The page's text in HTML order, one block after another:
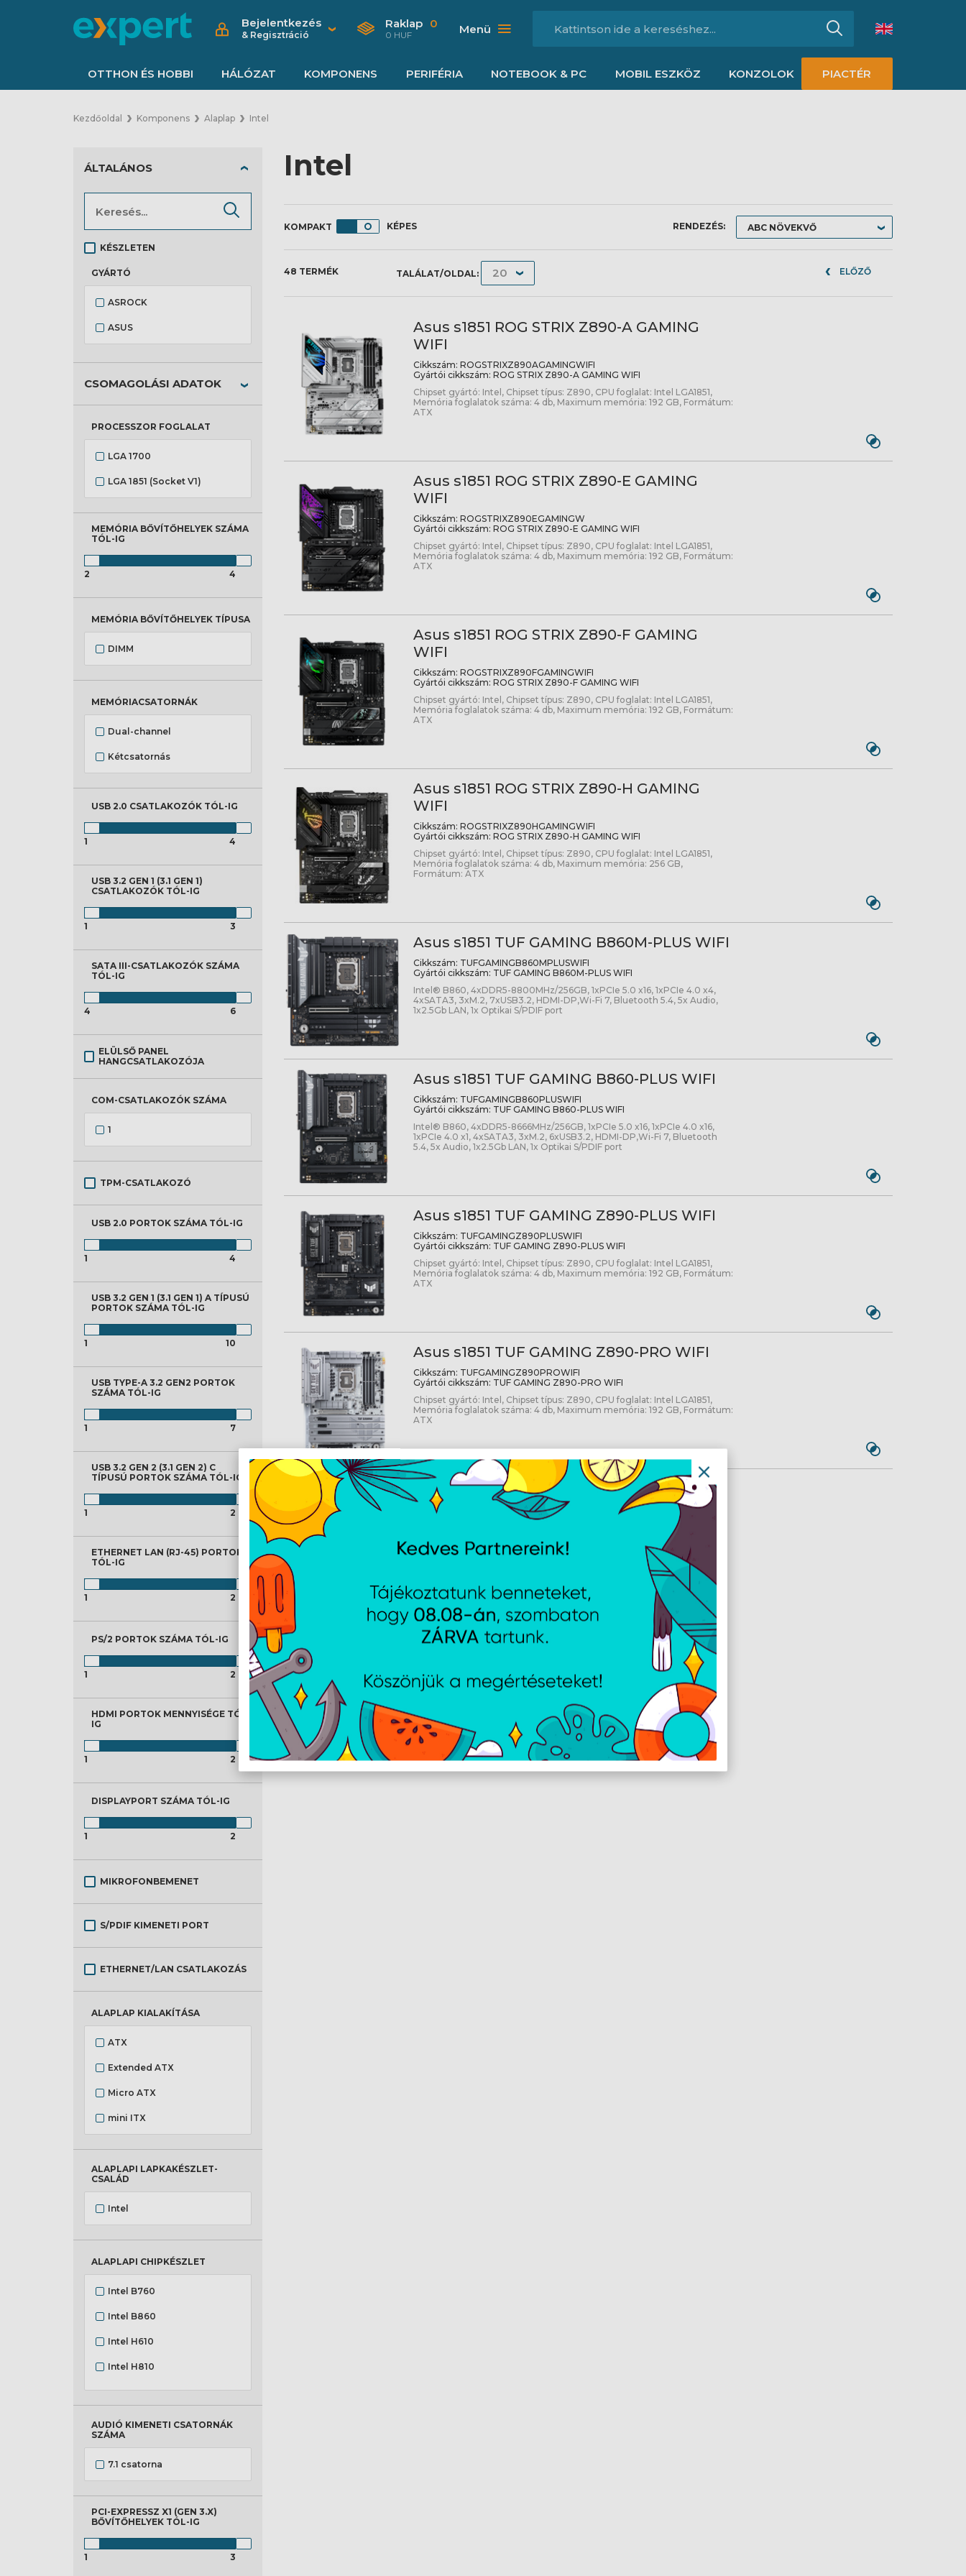
Bejelentkezés
& Regisztráció
Raklap 0
0 HUF Menü
OTTHON ÉS HOBBI HÁLÓZAT KOMPONENS PERIFÉRIA NOTEBOOK & PC MOBIL ESZKÖZ KONZOLOK PIACTÉR
Kezdőoldal Komponens Alaplap Intel
Intel
KÉPES RENDEZÉS:
48 TERMÉK TALÁLAT/OLDAL: ELŐZŐ
Asus s1851 ROG STRIX Z890-A GAMING
WIFI
Cikkszám: ROGSTRIXZ890AGAMINGWIFI
Gyártói cikkszám: ROG STRIX Z890-A GAMING WIFI
Chipset gyártó: Intel, Chipset típus: Z890, CPU foglalat: Intel LGA1851,
Memória foglalatok száma: 4 db, Maximum memória: 192 GB, Formátum:
ATX
Asus s1851 ROG STRIX Z890-E GAMING
WIFI
Cikkszám: ROGSTRIXZ890EGAMINGW
Gyártói cikkszám: ROG STRIX Z890-E GAMING WIFI
Chipset gyártó: Intel, Chipset típus: Z890, CPU foglalat: Intel LGA1851,
Memória foglalatok száma: 4 db, Maximum memória: 192 GB, Formátum:
ATX
Asus s1851 ROG STRIX Z890-F GAMING
WIFI
Cikkszám: ROGSTRIXZ890FGAMINGWIFI
Gyártói cikkszám: ROG STRIX Z890-F GAMING WIFI
Chipset gyártó: Intel, Chipset típus: Z890, CPU foglalat: Intel LGA1851,
Memória foglalatok száma: 4 db, Maximum memória: 192 GB, Formátum:
ATX
Asus s1851 ROG STRIX Z890-H GAMING
WIFI
Cikkszám: ROGSTRIXZ890HGAMINGWIFI
Gyártói cikkszám: ROG STRIX Z890-H GAMING WIFI
Chipset gyártó: Intel, Chipset típus: Z890, CPU foglalat: Intel LGA1851,
Memória foglalatok száma: 4 db, Maximum memória: 256 GB,
Formátum: ATX
Asus s1851 TUF GAMING B860M-PLUS WIFI
Cikkszám: TUFGAMINGB860MPLUSWIFI
Gyártói cikkszám: TUF GAMING B860M-PLUS WIFI
Intel® B860, 4xDDR5-8800MHz/256GB, 1xPCIe 5.0 x16, 1xPCIe 4.0 x4,
4xSATA3, 3xM.2, 7xUSB3.2, HDMI-DP,Wi-Fi 7, Bluetooth 5.4, 5x Audio,
1x2.5Gb LAN, 1x Optikai S/PDIF port
Asus s1851 TUF GAMING B860-PLUS WIFI
Cikkszám: TUFGAMINGB860PLUSWIFI
Gyártói cikkszám: TUF GAMING B860-PLUS WIFI
Intel® B860, 4xDDR5-8666MHz/256GB, 1xPCIe 5.0 x16, 1xPCIe 4.0 x16,
1xPCIe 4.0 x1, 4xSATA3, 3xM.2, 6xUSB3.2, HDMI-DP,Wi-Fi 7, Bluetooth
5.4, 5x Audio, 1x2.5Gb LAN, 1x Optikai S/PDIF port
Asus s1851 TUF GAMING Z890-PLUS WIFI
Cikkszám: TUFGAMINGZ890PLUSWIFI
Gyártói cikkszám: TUF GAMING Z890-PLUS WIFI
Chipset gyártó: Intel, Chipset típus: Z890, CPU foglalat: Intel LGA1851,
Memória foglalatok száma: 4 db, Maximum memória: 192 GB, Formátum:
ATX
Asus s1851 TUF GAMING Z890-PRO WIFI
Cikkszám: TUFGAMINGZ890PROWIFI
Gyártói cikkszám: TUF GAMING Z890-PRO WIFI
Chipset gyártó: Intel, Chipset típus: Z890, CPU foglalat: Intel LGA1851,
Memória foglalatok száma: 4 db, Maximum memória: 192 GB, Formátum:
ATX
ELŐZŐ 1 2 3
ÁLTALÁNOS
KÉSZLETEN
GYÁRTÓ
ASROCK
ASUS
CSOMAGOLÁSI ADATOK
PROCESSZOR FOGLALAT
LGA 1700
LGA 1851 (Socket V1)
MEMÓRIA BŐVÍTŐHELYEK SZÁMA
TÓL-IG
2 4
MEMÓRIA BŐVÍTŐHELYEK TÍPUSA
DIMM
MEMÓRIACSATORNÁK
Dual-channel
Kétcsatornás
USB 2.0 CSATLAKOZÓK TÓL-IG
1 4
USB 3.2 GEN 1 (3.1 GEN 1)
CSATLAKOZÓK TÓL-IG
1 3
SATA III-CSATLAKOZÓK SZÁMA
TÓL-IG
4 6
ELÜLSŐ PANEL
HANGCSATLAKOZÓJA
COM-CSATLAKOZÓK SZÁMA
1
TPM-CSATLAKOZÓ
USB 2.0 PORTOK SZÁMA TÓL-IG
1 4
USB 3.2 GEN 1 (3.1 GEN 1) A TÍPUSÚ
PORTOK SZÁMA TÓL-IG
1 10
USB TYPE-A 3.2 GEN2 PORTOK
SZÁMA TÓL-IG
1 7
USB 3.2 GEN 2 (3.1 GEN 2) C
TÍPUSÚ PORTOK SZÁMA TÓL-IG
1 2
ETHERNET LAN (RJ-45) PORTOK
TÓL-IG
1 2
PS/2 PORTOK SZÁMA TÓL-IG
1 2
HDMI PORTOK MENNYISÉGE TÓL-
IG
1 2
DISPLAYPORT SZÁMA TÓL-IG
1 2
MIKROFONBEMENET
S/PDIF KIMENETI PORT
ETHERNET/LAN CSATLAKOZÁS
ALAPLAP KIALAKÍTÁSA
ATX
Extended ATX
Micro ATX
mini ITX
ALAPLAPI LAPKAKÉSZLET-
CSALÁD
Intel
ALAPLAPI CHIPKÉSZLET
Intel B760
Intel B860
Intel H610
Intel H810
Intel Z790
AUDIÓ KIMENETI CSATORNÁK
SZÁMA
7.1 csatorna
PCI-EXPRESSZ X1 (GEN 3.X)
BŐVÍTŐHELYEK TÓL-IG
1 3